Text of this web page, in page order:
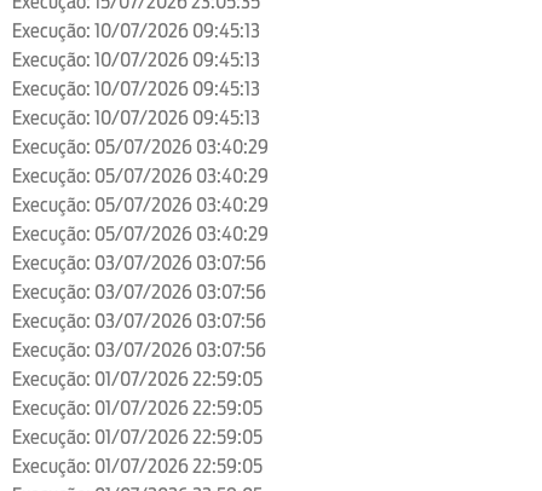
Execução: 10/07/2026 09:45:13
Execução: 10/07/2026 09:45:13
Execução: 10/07/2026 09:45:13
Execução: 10/07/2026 09:45:13
Execução: 05/07/2026 03:40:29
Execução: 05/07/2026 03:40:29
Execução: 05/07/2026 03:40:29
Execução: 05/07/2026 03:40:29
Execução: 03/07/2026 03:07:56
Execução: 03/07/2026 03:07:56
Execução: 03/07/2026 03:07:56
Execução: 03/07/2026 03:07:56
Execução: 01/07/2026 22:59:05
Execução: 01/07/2026 22:59:05
Execução: 01/07/2026 22:59:05
Execução: 01/07/2026 22:59:05